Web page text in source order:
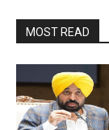
MOST READ